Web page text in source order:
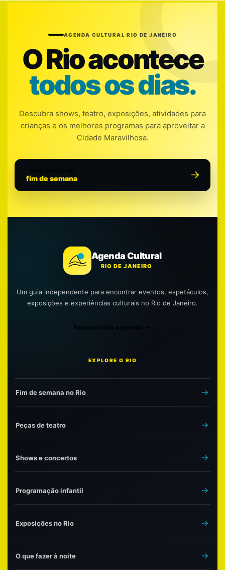
AGENDA CULTURAL RIO DE JANEIRO
O Rio acontece
todos os dias.
Descubra shows, teatro, exposições, atividades para
crianças e os melhores programas para aproveitar a
Cidade Maravilhosa.
fim de semana
Agenda Cultural
RIO DE JANEIRO
Um guia independente para encontrar eventos, espetáculos,
exposições e experiências culturais no Rio de Janeiro.
Explorar toda a agenda
EXPLORE O RIO
Fim de semana no Rio
Peças de teatro
Shows e concertos
Programação infantil
Exposições no Rio
O que fazer à noite